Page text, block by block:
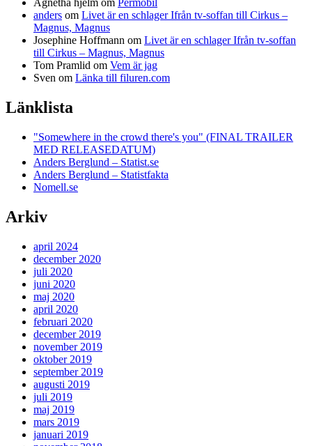
Agnetha hjelm om Permobil
anders om Livet är en schlager Ifrån tv-soffan till Cirkus –
Magnus, Magnus
Josephine Hoffmann om Livet är en schlager Ifrån tv-soffan
till Cirkus – Magnus, Magnus
Tom Pramlid om Vem är jag
Sven om Länka till filuren.com
Länklista
"Somewhere in the crowd there's you" (FINAL TRAILER
MED RELEASEDATUM)
Anders Berglund – Statist.se
Anders Berglund – Statistfakta
Nomell.se
Arkiv
april 2024
december 2020
juli 2020
juni 2020
maj 2020
april 2020
februari 2020
december 2019
november 2019
oktober 2019
september 2019
augusti 2019
juli 2019
maj 2019
mars 2019
januari 2019